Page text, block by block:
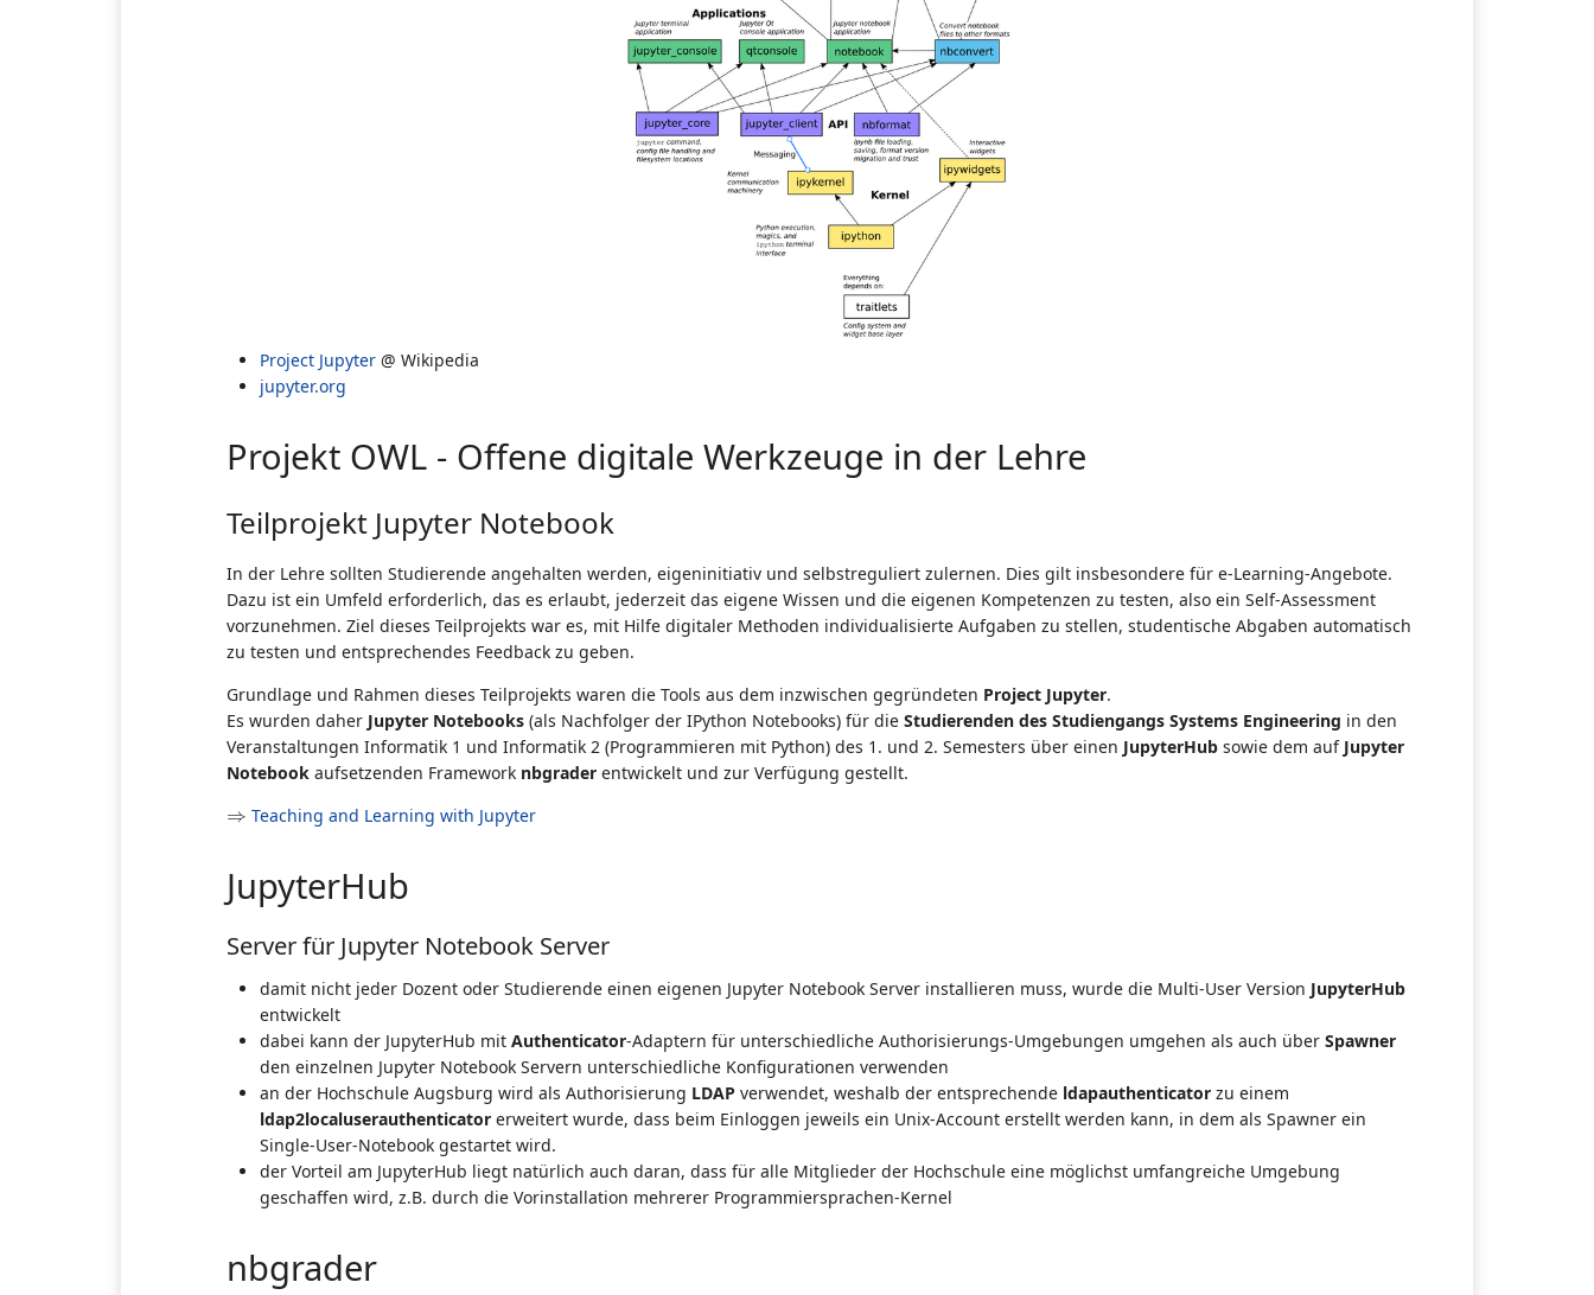
Project Jupyter @ Wikipedia
jupyter.org
Projekt OWL - Offene digitale Werkzeuge in der Lehre
Teilprojekt Jupyter Notebook
In der Lehre sollten Studierende angehalten werden, eigeninitiativ und selbstreguliert zulernen. Dies gilt insbesondere für e-Learning-Angebote.
Dazu ist ein Umfeld erforderlich, das es erlaubt, jederzeit das eigene Wissen und die eigenen Kompetenzen zu testen, also ein Self-Assessment
vorzunehmen. Ziel dieses Teilprojekts war es, mit Hilfe digitaler Methoden individualisierte Aufgaben zu stellen, studentische Abgaben automatisch
zu testen und entsprechendes Feedback zu geben.
Grundlage und Rahmen dieses Teilprojekts waren die Tools aus dem inzwischen gegründeten Project Jupyter.
Es wurden daher Jupyter Notebooks (als Nachfolger der IPython Notebooks) für die Studierenden des Studiengangs Systems Engineering in den
Veranstaltungen Informatik 1 und Informatik 2 (Programmieren mit Python) des 1. und 2. Semesters über einen JupyterHub sowie dem auf Jupyter
Notebook aufsetzenden Framework nbgrader entwickelt und zur Verfügung gestellt.
⇒
⇒ Teaching and Learning with Jupyter
JupyterHub
Server für Jupyter Notebook Server
damit nicht jeder Dozent oder Studierende einen eigenen Jupyter Notebook Server installieren muss, wurde die Multi-User Version JupyterHub
entwickelt
dabei kann der JupyterHub mit Authenticator-Adaptern für unterschiedliche Authorisierungs-Umgebungen umgehen als auch über Spawner
den einzelnen Jupyter Notebook Servern unterschiedliche Konfigurationen verwenden
an der Hochschule Augsburg wird als Authorisierung LDAP verwendet, weshalb der entsprechende ldapauthenticator zu einem
ldap2localuserauthenticator erweitert wurde, dass beim Einloggen jeweils ein Unix-Account erstellt werden kann, in dem als Spawner ein
Single-User-Notebook gestartet wird.
der Vorteil am JupyterHub liegt natürlich auch daran, dass für alle Mitglieder der Hochschule eine möglichst umfangreiche Umgebung
geschaffen wird, z.B. durch die Vorinstallation mehrerer Programmiersprachen-Kernel
nbgrader